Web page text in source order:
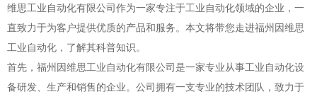
维思工业自动化有限公司作为一家专注于工业自动化领域的企业，一
直致力于为客户提供优质的产品和服务。本文将带您走进福州因维思
工业自动化，了解其科普知识。
首先，福州因维思工业自动化有限公司是一家专业从事工业自动化设
备研发、生产和销售的企业。公司拥有一支专业的技术团队，致力于